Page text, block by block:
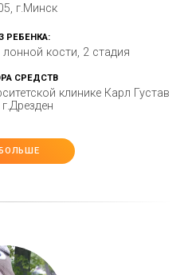
г.Минск
РЕБЕНКА:
кости, 2 стадия
СРЕДСТВ
клинике Карл Густав